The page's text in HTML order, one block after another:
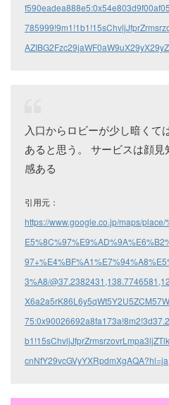
入口からロビーが少し暗くて
あると思う。 サービスは顔
感ある
引用元：
https://www.google.co.jp/maps/
3%A8/
cnNfY29vcGVyYXRpdmXgAQA?hl=ja